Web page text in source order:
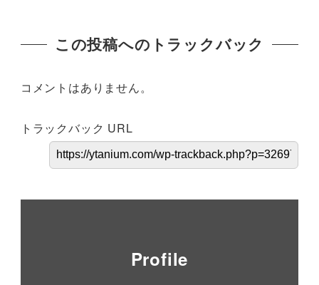
この投稿へのトラックバック
コメントはありません。
トラックバック URL
Profile